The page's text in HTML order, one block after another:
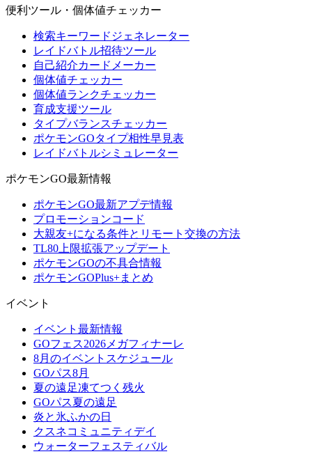
便利ツール・個体値チェッカー
検索キーワードジェネレーター
レイドバトル招待ツール
自己紹介カードメーカー
個体値チェッカー
個体値ランクチェッカー
育成支援ツール
タイプバランスチェッカー
ポケモンGOタイプ相性早見表
レイドバトルシミュレーター
ポケモンGO最新情報
ポケモンGO最新アプデ情報
プロモーションコード
大親友+になる条件とリモート交換の方法
TL80上限拡張アップデート
ポケモンGOの不具合情報
ポケモンGOPlus+まとめ
イベント
イベント最新情報
GOフェス2026メガフィナーレ
8月のイベントスケジュール
GOパス8月
夏の遠足凍てつく残火
GOパス夏の遠足
炎と氷ふかの日
クスネコミュニティデイ
ウォーターフェスティバル